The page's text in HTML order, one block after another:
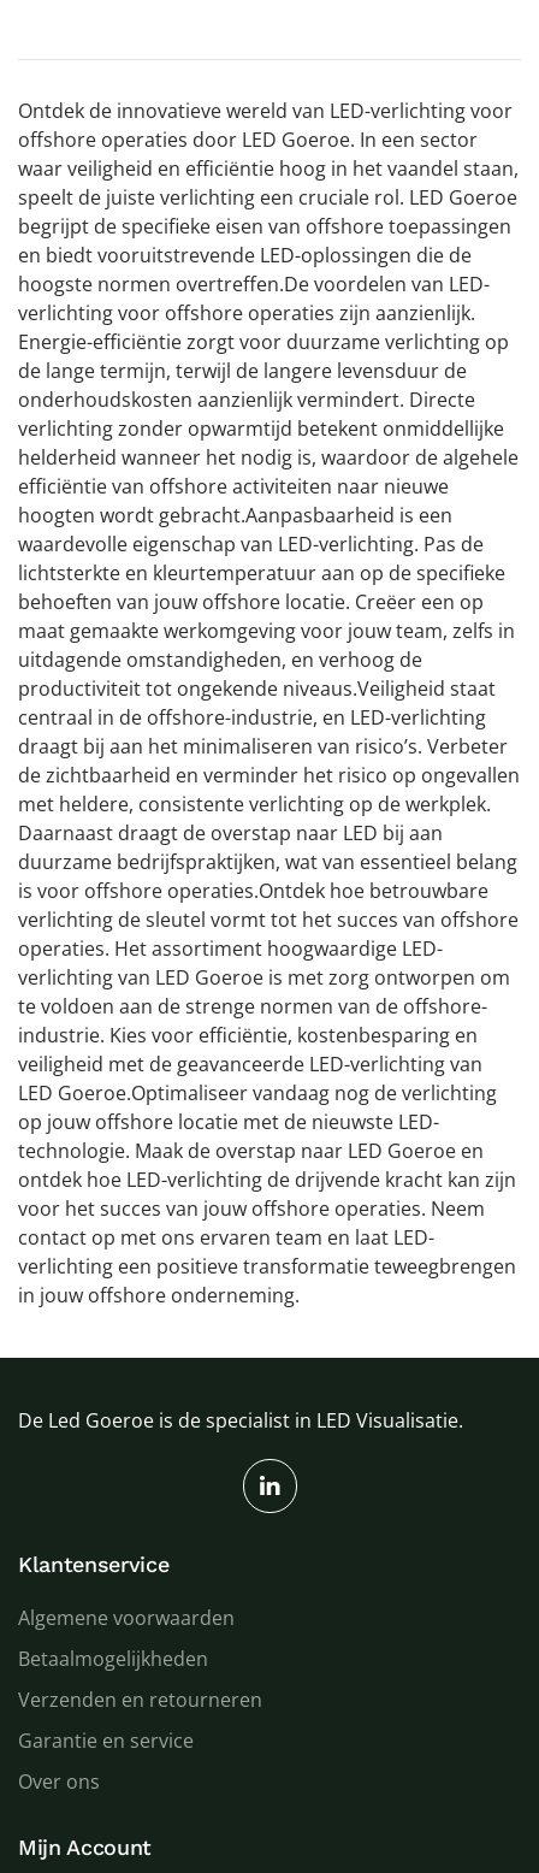
Ontdek de innovatieve wereld van LED-verlichting voor
offshore operaties door LED Goeroe. In een sector
waar veiligheid en efficiëntie hoog in het vaandel staan,
speelt de juiste verlichting een cruciale rol. LED Goeroe
begrijpt de specifieke eisen van offshore toepassingen
en biedt vooruitstrevende LED-oplossingen die de
hoogste normen overtreffen.De voordelen van LED-
verlichting voor offshore operaties zijn aanzienlijk.
Energie-efficiëntie zorgt voor duurzame verlichting op
de lange termijn, terwijl de langere levensduur de
onderhoudskosten aanzienlijk vermindert. Directe
verlichting zonder opwarmtijd betekent onmiddellijke
helderheid wanneer het nodig is, waardoor de algehele
efficiëntie van offshore activiteiten naar nieuwe
hoogten wordt gebracht.Aanpasbaarheid is een
waardevolle eigenschap van LED-verlichting. Pas de
lichtsterkte en kleurtemperatuur aan op de specifieke
behoeften van jouw offshore locatie. Creëer een op
maat gemaakte werkomgeving voor jouw team, zelfs in
uitdagende omstandigheden, en verhoog de
productiviteit tot ongekende niveaus.Veiligheid staat
centraal in de offshore-industrie, en LED-verlichting
draagt bij aan het minimaliseren van risico’s. Verbeter
de zichtbaarheid en verminder het risico op ongevallen
met heldere, consistente verlichting op de werkplek.
Daarnaast draagt de overstap naar LED bij aan
duurzame bedrijfspraktijken, wat van essentieel belang
is voor offshore operaties.Ontdek hoe betrouwbare
verlichting de sleutel vormt tot het succes van offshore
operaties. Het assortiment hoogwaardige LED-
verlichting van LED Goeroe is met zorg ontworpen om
te voldoen aan de strenge normen van de offshore-
industrie. Kies voor efficiëntie, kostenbesparing en
veiligheid met de geavanceerde LED-verlichting van
LED Goeroe.Optimaliseer vandaag nog de verlichting
op jouw offshore locatie met de nieuwste LED-
technologie. Maak de overstap naar LED Goeroe en
ontdek hoe LED-verlichting de drijvende kracht kan zijn
voor het succes van jouw offshore operaties. Neem
contact op met ons ervaren team en laat LED-
verlichting een positieve transformatie teweegbrengen
in jouw offshore onderneming.
De Led Goeroe is de specialist in LED Visualisatie.
Klantenservice
Algemene voorwaarden
Betaalmogelijkheden
Verzenden en retourneren
Garantie en service
Over ons
Mijn Account